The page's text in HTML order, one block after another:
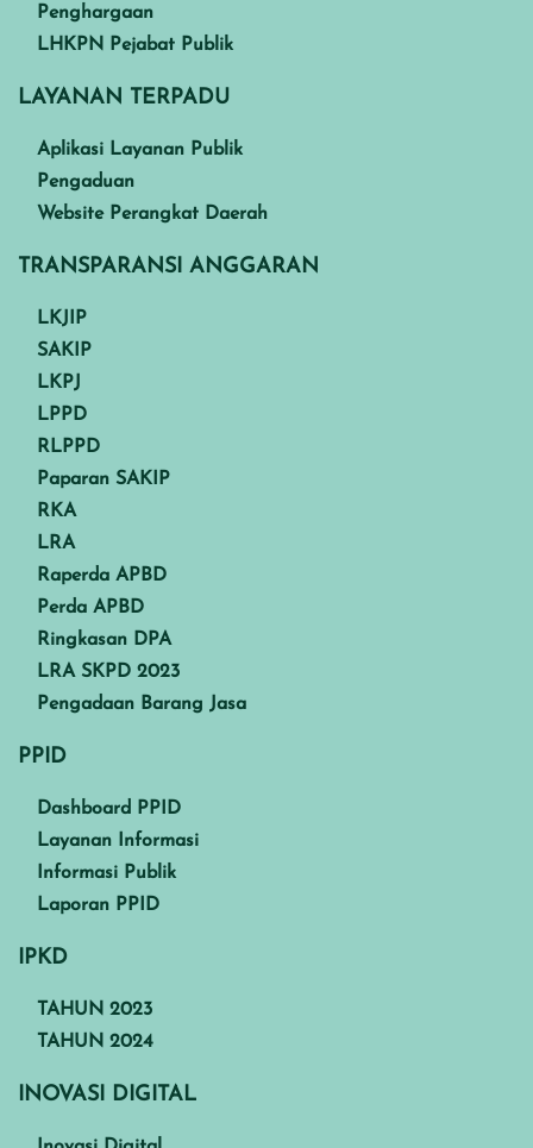
Penghargaan
LHKPN Pejabat Publik
LAYANAN TERPADU
Aplikasi Layanan Publik
Pengaduan
Website Perangkat Daerah
TRANSPARANSI ANGGARAN
LKJIP
SAKIP
LKPJ
LPPD
RLPPD
Paparan SAKIP
RKA
LRA
Raperda APBD
Perda APBD
Ringkasan DPA
LRA SKPD 2023
Pengadaan Barang Jasa
PPID
Dashboard PPID
Layanan Informasi
Informasi Publik
Laporan PPID
IPKD
TAHUN 2023
TAHUN 2024
INOVASI DIGITAL